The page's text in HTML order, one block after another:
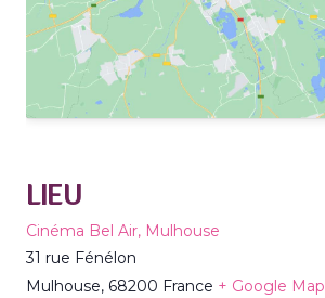
LIEU
Cinéma Bel Air, Mulhouse
31 rue Fénélon
Mulhouse, 68200 France + Google Map